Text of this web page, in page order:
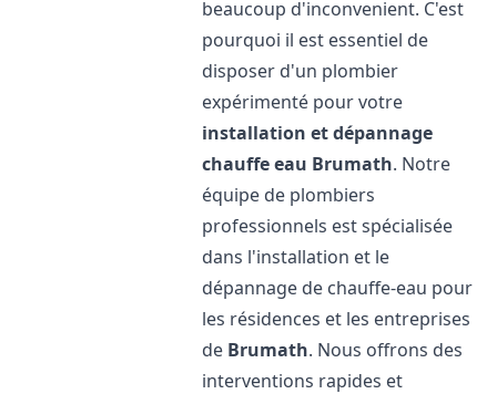
beaucoup d'inconvenient. C'est
pourquoi il est essentiel de
disposer d'un plombier
expérimenté pour votre
installation et dépannage
chauffe eau Brumath. Notre
équipe de plombiers
professionnels est spécialisée
dans l'installation et le
dépannage de chauffe-eau pour
les résidences et les entreprises
de Brumath. Nous offrons des
interventions rapides et